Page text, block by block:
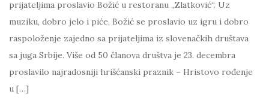
prijateljima proslavio Božić u restoranu „Zlatković“. Uz
muziku, dobro jelo i piće, Božić se proslavio uz igru i dobro
raspoloženje zajedno sa prijateljima iz slovenačkih društava
sa juga Srbije. Više od 50 članova društva je 23. decembra
proslavilo najradosniji hrišćanski praznik – Hristovo rođenje
u […]